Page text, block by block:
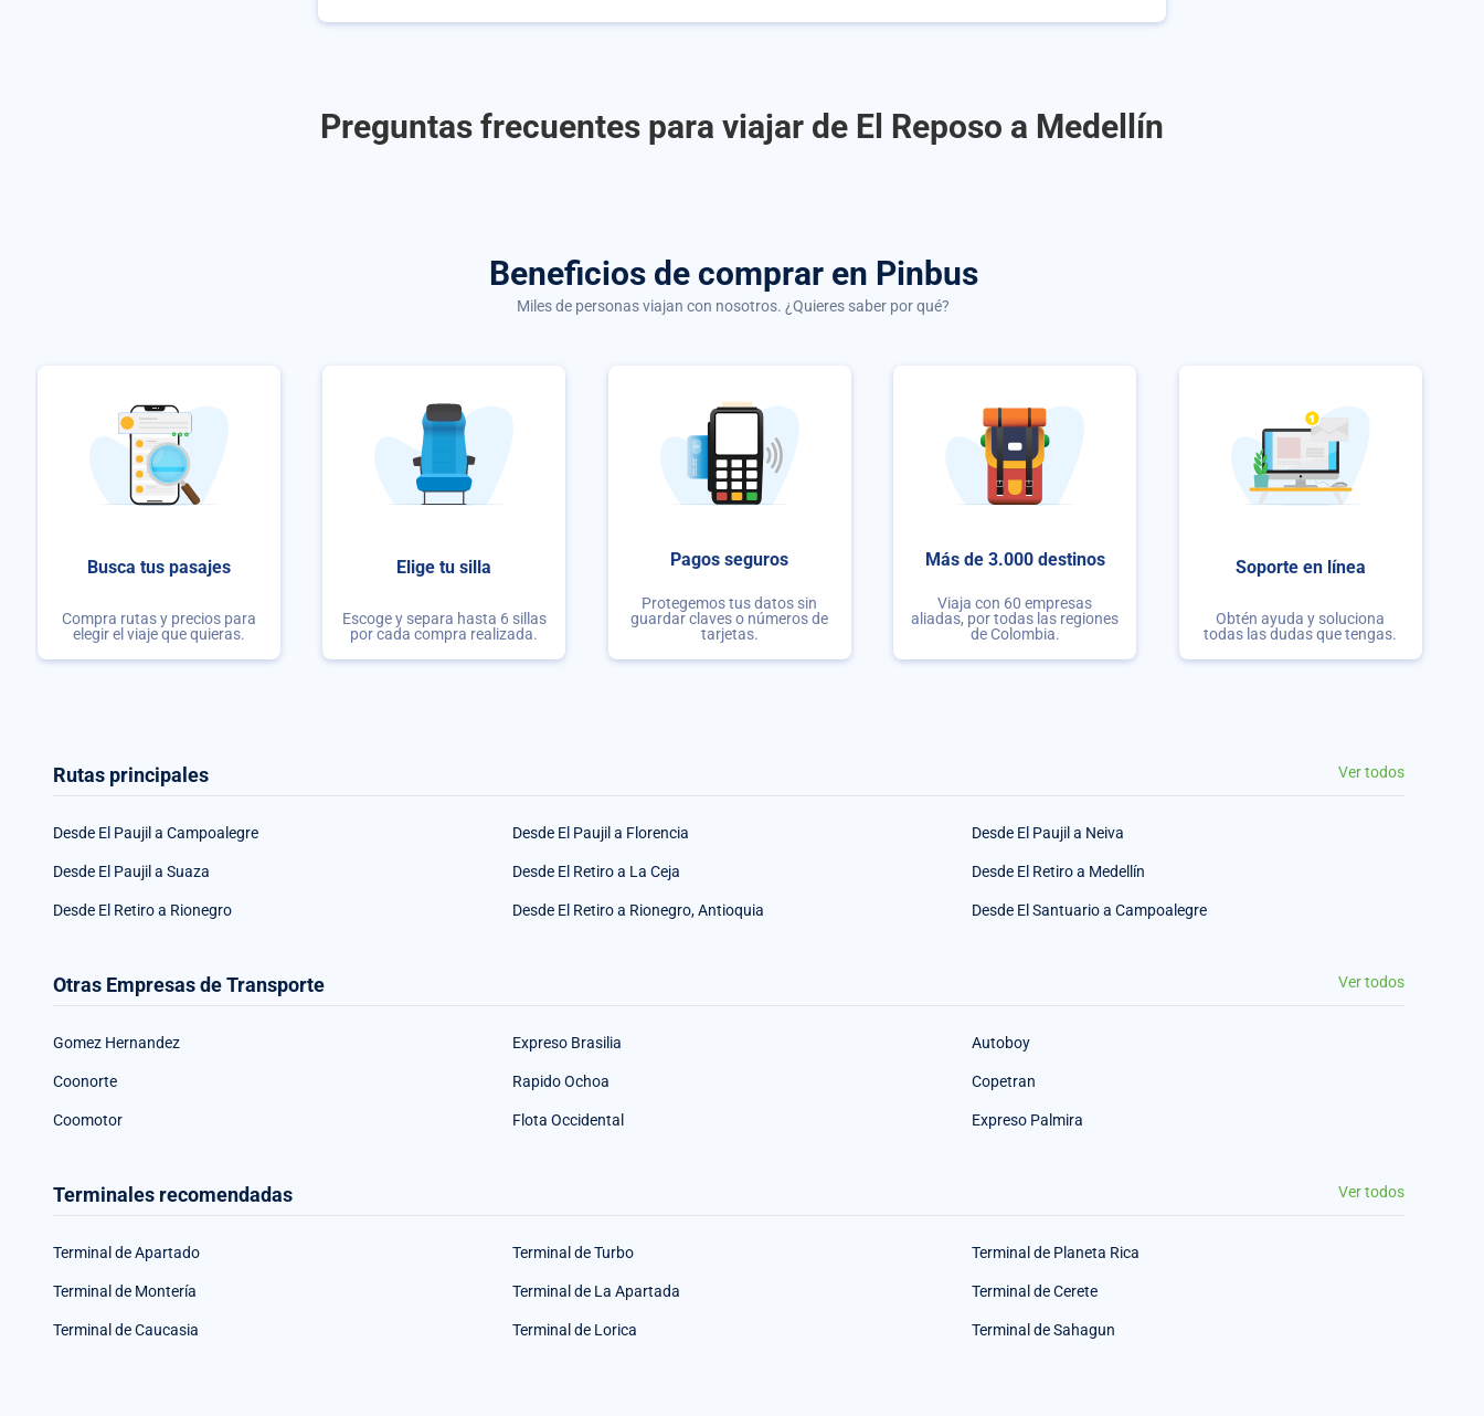
Preguntas frecuentes para viajar de El Reposo a Medellín
Beneficios de comprar en Pinbus
Miles de personas viajan con nosotros. ¿Quieres saber por qué?
Busca tus pasajes
Compra rutas y precios para
elegir el viaje que quieras.
Elige tu silla
Escoge y separa hasta 6 sillas
por cada compra realizada.
Pagos seguros
Protegemos tus datos sin
guardar claves o números de
tarjetas.
Más de 3.000 destinos
Viaja con 60 empresas
aliadas, por todas las regiones
de Colombia.
Soporte en línea
Obtén ayuda y soluciona
todas las dudas que tengas.
Rutas principales Ver todos
Desde El Paujil a Campoalegre Desde El Paujil a Florencia Desde El Paujil a Neiva
Desde El Paujil a Suaza Desde El Retiro a La Ceja Desde El Retiro a Medellín
Desde El Retiro a Rionegro Desde El Retiro a Rionegro, Antioquia Desde El Santuario a Campoalegre
Otras Empresas de Transporte Ver todos
Gomez Hernandez Expreso Brasilia Autoboy
Coonorte Rapido Ochoa Copetran
Coomotor Flota Occidental Expreso Palmira
Terminales recomendadas Ver todos
Terminal de Apartado Terminal de Turbo Terminal de Planeta Rica
Terminal de Montería Terminal de La Apartada Terminal de Cerete
Terminal de Caucasia Terminal de Lorica Terminal de Sahagun